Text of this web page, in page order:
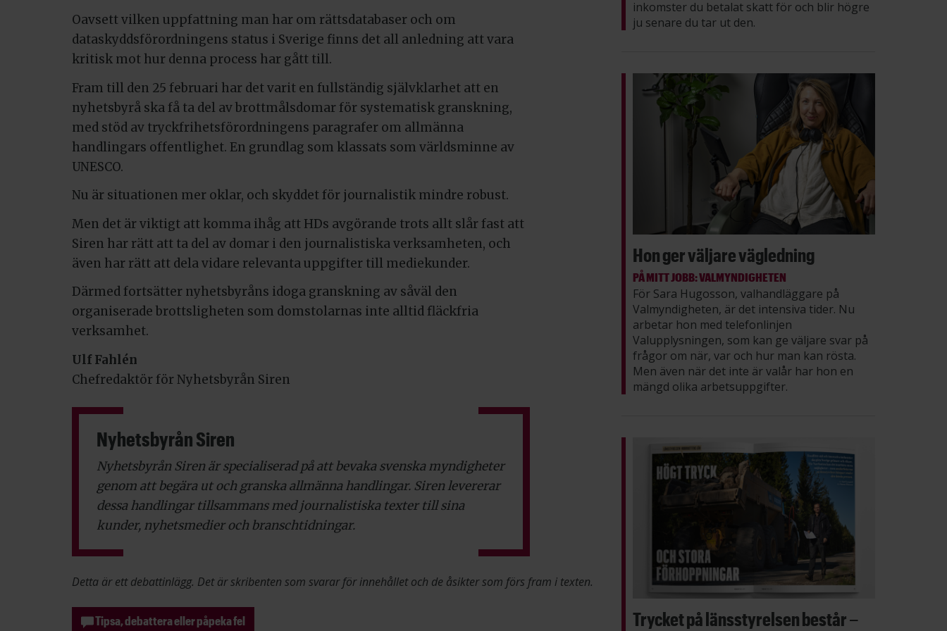
Oavsett vilken uppfattning man har om rättsdatabaser och om
dataskyddsförordningens status i Sverige finns det all anledning att vara
kritisk mot hur denna process har gått till.
Fram till den 25 februari har det varit en fullständig självklarhet att en
nyhetsbyrå ska få ta del av brottmålsdomar för systematisk granskning,
med stöd av tryckfrihetsförordningens paragrafer om allmänna
handlingars offentlighet. En grundlag som klassats som världsminne av
UNESCO.
Nu är situationen mer oklar, och skyddet för journalistik mindre robust.
Men det är viktigt att komma ihåg att HDs avgörande trots allt slår fast att
Siren har rätt att ta del av domar i den journalistiska verksamheten, och
även har rätt att dela vidare relevanta uppgifter till mediekunder.
Därmed fortsätter nyhetsbyråns idoga granskning av såväl den
organiserade brottsligheten som domstolarnas inte alltid fläckfria
verksamhet.
Ulf Fahlén
Chefredaktör för Nyhetsbyrån Siren
Nyhetsbyrån Siren
Nyhetsbyrån Siren är specialiserad på att bevaka svenska myndigheter
genom att begära ut och granska allmänna handlingar. Siren levererar
dessa handlingar tillsammans med journalistiska texter till sina
kunder, nyhetsmedier och branschtidningar.
Detta är ett debattinlägg. Det är skribenten som svarar för innehållet och de åsikter som förs fram i texten.
Tipsa, debattera eller påpeka fel
inkomster du betalat skatt för och blir högre
ju senare du tar ut den.
Hon ger väljare vägledning
PÅ MITT JOBB: VALMYNDIGHETEN
För Sara Hugosson, valhandläggare på
Valmyndigheten, är det intensiva tider. Nu
arbetar hon med telefonlinjen
Valupplysningen, som kan ge väljare svar på
frågor om när, var och hur man kan rösta.
Men även när det inte är valår har hon en
mängd olika arbetsuppgifter.
Trycket på länsstyrelsen består –